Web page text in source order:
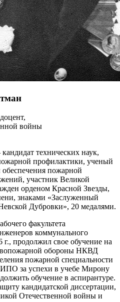
войны
технических наук,
профилактики, ученый
пожарной
участник Великой
орденом Красной Звезды,
знаками «Заслуженный
Дубровки», 20 медалями.
факультета
коммунального
г., продолжил свое обучение на
обороны НКВД
пожарной специальности
за успехи в учебе Мирону
обучение в аспирантуре.
кандидатской диссертации,
Отечественной войны и